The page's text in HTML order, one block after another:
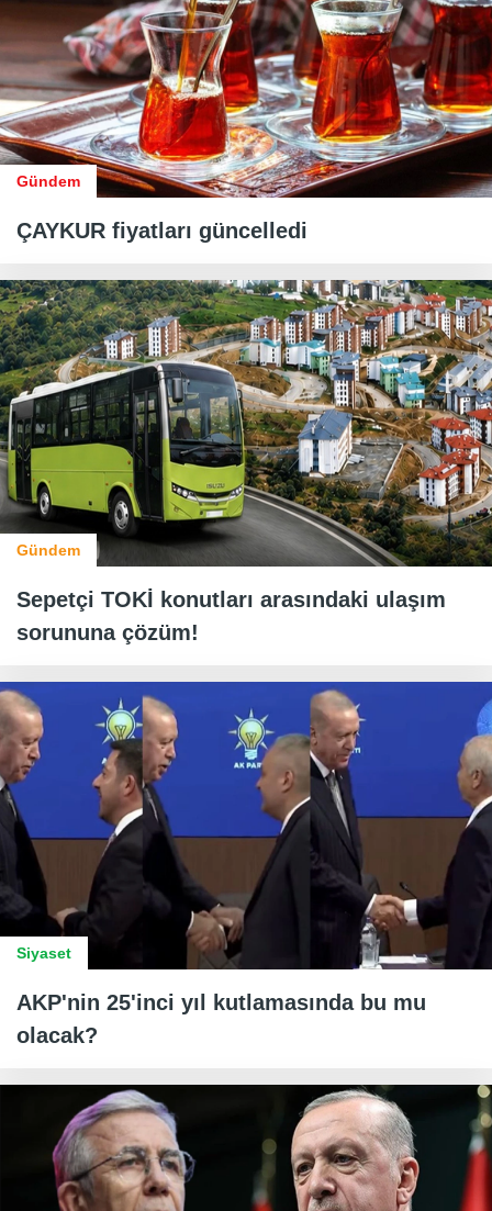
Gündem
ÇAYKUR fiyatları güncelledi
Gündem
Sepetçi TOKİ konutları arasındaki ulaşım
sorununa çözüm!
Siyaset
AKP'nin 25'inci yıl kutlamasında bu mu
olacak?